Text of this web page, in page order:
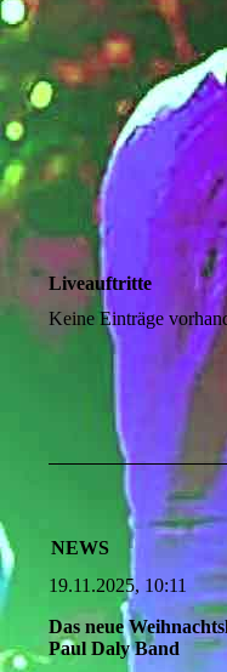
Liveauftritte
Keine Einträge
NEWS
19.11.2025, 10:11
Das neue
Paul Daly Band